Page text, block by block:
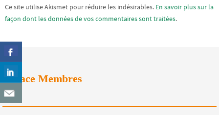
Alternative:
Ce site utilise Akismet pour réduire les indésirables. En savoir plus sur la
façon dont les données de vos commentaires sont traitées.
Espace Membres